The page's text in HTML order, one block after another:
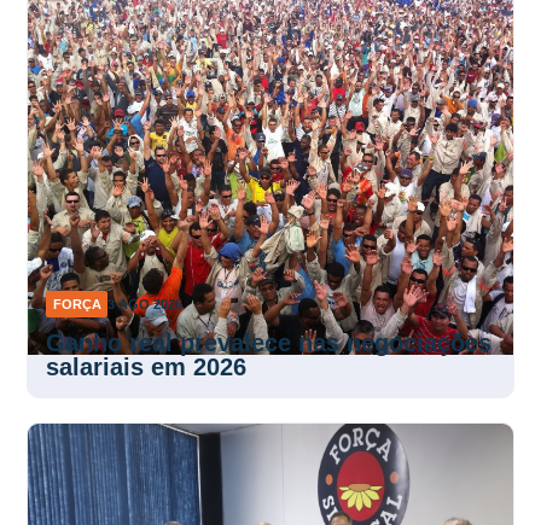
FORÇA 3 AGO 2026
Ganho real prevalece nas negociações
salariais em 2026